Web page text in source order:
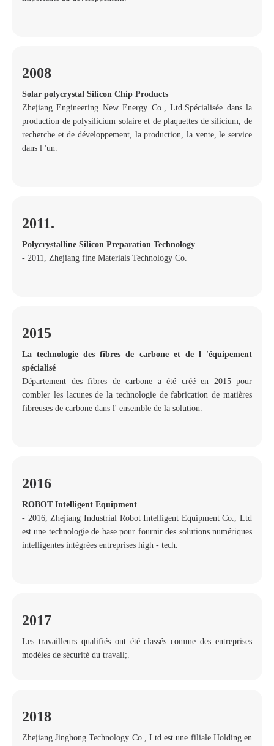
2008
Solar polycrystal Silicon Chip Products
Zhejiang Engineering New Energy Co., Ltd.Spécialisée dans la
production de polysilicium solaire et de plaquettes de silicium, de
recherche et de développement, la production, la vente, le service
dans l 'un.
2011.
Polycrystalline Silicon Preparation Technology
- 2011, Zhejiang fine Materials Technology Co.
2015
La technologie des fibres de carbone et de l 'équipement
spécialisé
Département des fibres de carbone a été créé en 2015 pour
combler les lacunes de la technologie de fabrication de matières
fibreuses de carbone dans l' ensemble de la solution.
2016
ROBOT Intelligent Equipment
- 2016, Zhejiang Industrial Robot Intelligent Equipment Co., Ltd
est une technologie de base pour fournir des solutions numériques
intelligentes intégrées entreprises high - tech.
2017
Les travailleurs qualifiés ont été classés comme des entreprises
modèles de sécurité du travail;.
2018
Zhejiang Jinghong Technology Co., Ltd est une filiale Holding en